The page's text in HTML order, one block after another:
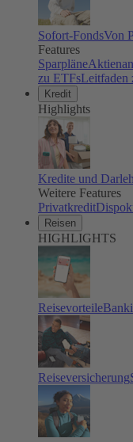
Sofort-FondsVon
Features
Sparpläne
zu ETFsLeitfaden
Kredit
Highlights
Kredite und
Weitere Features
Privatkredit
Reisen
HIGHLIGHTS
Reisevorteile
Reiseversicherung